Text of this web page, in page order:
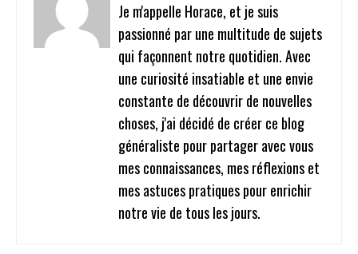
Je m'appelle Horace, et je suis
passionné par une multitude de sujets
qui façonnent notre quotidien. Avec
une curiosité insatiable et une envie
constante de découvrir de nouvelles
choses, j'ai décidé de créer ce blog
généraliste pour partager avec vous
mes connaissances, mes réflexions et
mes astuces pratiques pour enrichir
notre vie de tous les jours.